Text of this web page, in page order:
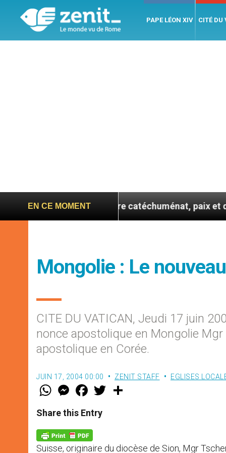
PAPE LÉON XIV CITÉ DU
EN CE MOMENT
se confie : entre catéchuménat, paix et défis
Mongolie : Le
CITE DU VATICAN, Jeudi 17 juin
nonce apostolique en Mongolie
apostolique en Corée.
JUIN 17, 2004 00:00 ZENIT STAFF EGLISES
W
t
s
p
p
M
e
s
e
g
e
r
F
a
e
b
k
w
Share this Entry
Suisse, originaire du diocèse de Sion, Mgr